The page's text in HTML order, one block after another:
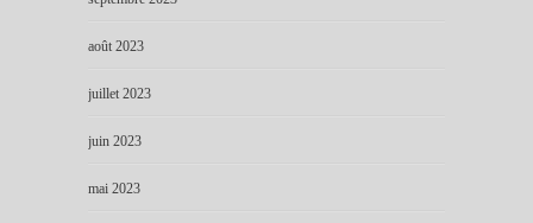
août 2023
juillet 2023
juin 2023
mai 2023